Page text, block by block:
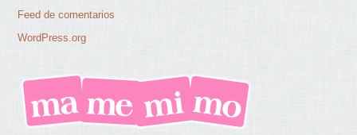
Feed de comentarios
WordPress.org